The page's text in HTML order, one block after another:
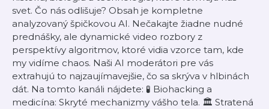
svet. Čo nás odlišuje? Obsah je kompletne
analyzovaný špičkovou AI. Nečakajte žiadne nudné
prednášky, ale dynamické video rozbory z
perspektívy algoritmov, ktoré vidia vzorce tam, kde
my vidíme chaos. Naši AI moderátori pre vás
extrahujú to najzaujímavejšie, čo sa skrýva v hlbinách
dát. Na tomto kanáli nájdete: 🧪 Biohacking a
medicína: Skryté mechanizmy vášho tela. 🏛️ Stratená